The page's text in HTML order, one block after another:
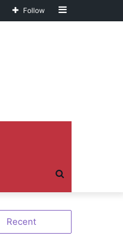
Sidebar
Follow
Search
for
Recent